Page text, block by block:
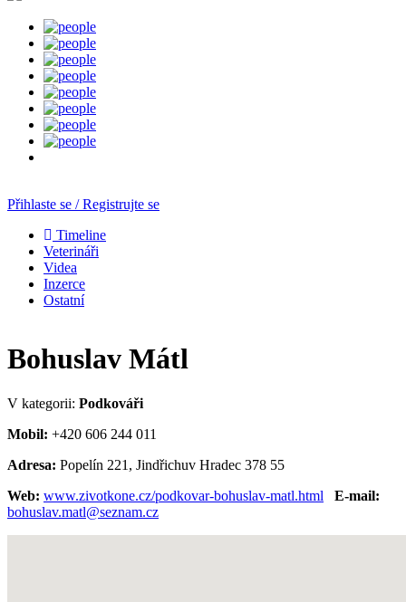
Přihlaste se / Registrujte se
Timeline
Veterináři
Videa
Inzerce
Ostatní
Bohuslav Mátl
V kategorii: Podkováři
Mobil: +420 606 244 011
Adresa: Popelín 221, Jindřichuv Hradec 378 55
Web: www.zivotkone.cz/podkovar-bohuslav-matl.html
E-mail:
bohuslav.matl@seznam.cz